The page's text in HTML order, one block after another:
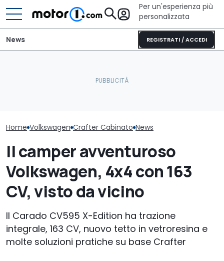
Per un'esperienza più
personalizzata
REGISTRATI / ACCEDI
News
Home Volkswagen Crafter Cabinato News
Il camper avventuroso
Volkswagen, 4x4 con 163
CV, visto da vicino
Il Carado CV595 X-Edition ha trazione
integrale, 163 CV, nuovo tetto in vetroresina e
molte soluzioni pratiche su base Crafter